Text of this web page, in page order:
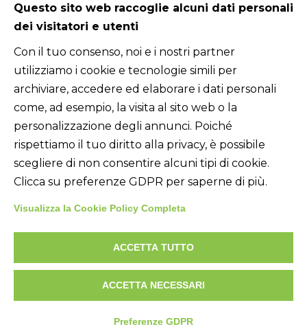
Link utili
Home
Chi siamo
Prodotti
Accessori
Contatti
©2024. All Rights Reserved | P.iva: 01774880171
Questo sito web raccoglie alcuni dati personali
dei visitatori e utenti
Con il tuo consenso, noi e i nostri partner
utilizziamo i cookie e tecnologie simili per
archiviare, accedere ed elaborare i dati personali
come, ad esempio, la visita al sito web o la
personalizzazione degli annunci. Poiché
rispettiamo il tuo diritto alla privacy, è possibile
scegliere di non consentire alcuni tipi di cookie.
Clicca su preferenze GDPR per saperne di più.
Visualizza la Cookie Policy Completa
ACCETTA TUTTO
ACCETTA NECESSARI
Preferenze GDPR